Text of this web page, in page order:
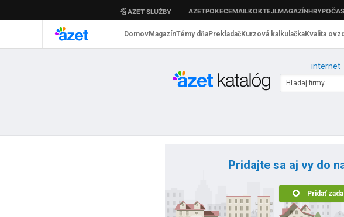
internet
Pridajte sa aj vy do
Pridať